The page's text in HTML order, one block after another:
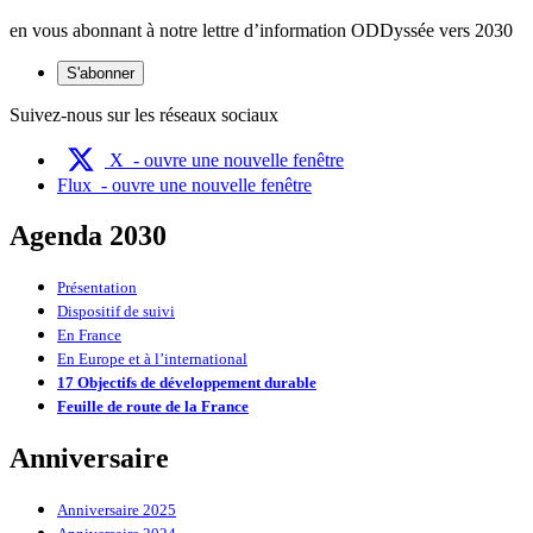
en vous abonnant à notre lettre d’information ODDyssée vers 2030
S'abonner
Suivez-nous sur les réseaux sociaux
X - ouvre une nouvelle fenêtre
Flux - ouvre une nouvelle fenêtre
Agenda 2030
Présentation
Dispositif de suivi
En France
En Europe et à l’international
17 Objectifs de développement durable
Feuille de route de la France
Anniversaire
Anniversaire 2025